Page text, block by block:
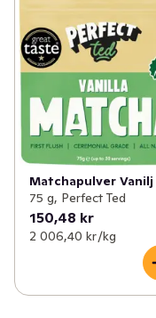
Matchapulver Vanilj
75 g, Perfect Ted
150,48 kr
2 006,40 kr /kg